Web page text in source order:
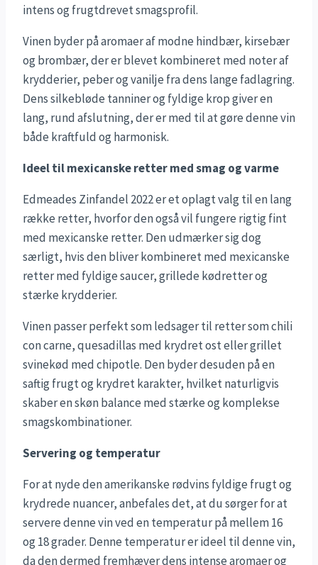
intens og frugtdrevet smagsprofil.
Vinen byder på aromaer af modne hindbær, kirsebær
og brombær, der er blevet kombineret med noter af
krydderier, peber og vanilje fra dens lange fadlagring.
Dens silkebløde tanniner og fyldige krop giver en
lang, rund afslutning, der er med til at gøre denne vin
både kraftfuld og harmonisk.
Ideel til mexicanske retter med smag og varme
Edmeades Zinfandel 2022 er et oplagt valg til en lang
række retter, hvorfor den også vil fungere rigtig fint
med mexicanske retter. Den udmærker sig dog
særligt, hvis den bliver kombineret med mexicanske
retter med fyldige saucer, grillede kødretter og
stærke krydderier.
Vinen passer perfekt som ledsager til retter som chili
con carne, quesadillas med krydret ost eller grillet
svinekød med chipotle. Den byder desuden på en
saftig frugt og krydret karakter, hvilket naturligvis
skaber en skøn balance med stærke og komplekse
smagskombinationer.
Servering og temperatur
For at nyde den amerikanske rødvins fyldige frugt og
krydrede nuancer, anbefales det, at du sørger for at
servere denne vin ved en temperatur på mellem 16
og 18 grader. Denne temperatur er ideel til denne vin,
da den dermed fremhæver dens intense aromaer og